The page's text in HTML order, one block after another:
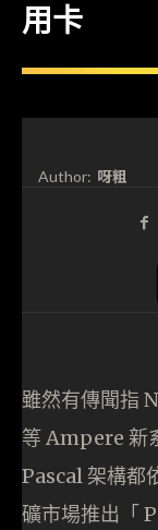
用卡
Author: 呀粗
雖然有傳聞指
等 Ampere 新
Pascal 架構都
礦市場推出「